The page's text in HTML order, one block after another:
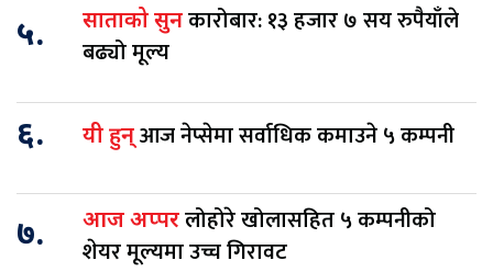
५. साताको सुनकारोबार: १३ हजार ७ सय रुपैयाँले
बढ्यो मूल्य
६. यी हुन्आज नेप्सेमा सर्वाधिक कमाउने ५ कम्पनी
७. आज अप्परलोहोरे खोलासहित ५ कम्पनीको
शेयर मूल्यमा उच्च गिरावट